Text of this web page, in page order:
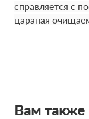
справляется с
царапая
Вам также